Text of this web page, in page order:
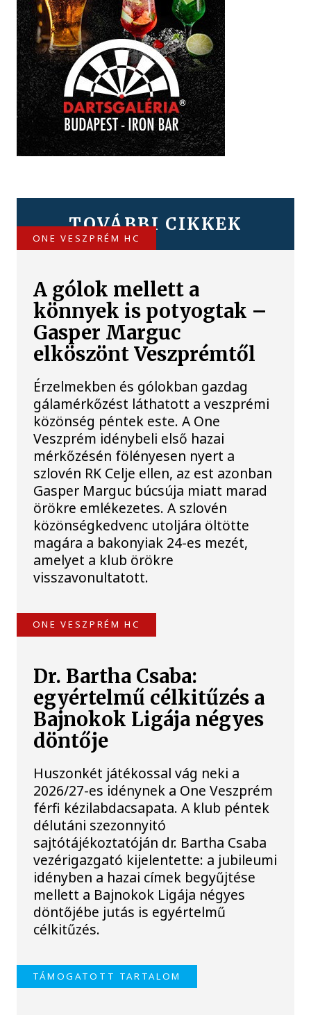
TOVÁBBI CIKKEK
ONE VESZPRÉM HC
A gólok mellett a
könnyek is potyogtak –
Gasper Marguc
elköszönt Veszprémtől
Érzelmekben és gólokban gazdag
gálamérkőzést láthatott a veszprémi
közönség péntek este. A One
Veszprém idénybeli első hazai
mérkőzésén fölényesen nyert a
szlovén RK Celje ellen, az est azonban
Gasper Marguc búcsúja miatt marad
örökre emlékezetes. A szlovén
közönségkedvenc utoljára öltötte
magára a bakonyiak 24-es mezét,
amelyet a klub örökre
visszavonultatott.
ONE VESZPRÉM HC
Dr. Bartha Csaba:
egyértelmű célkitűzés a
Bajnokok Ligája négyes
döntője
Huszonkét játékossal vág neki a
2026/27-es idénynek a One Veszprém
férfi kézilabdacsapata. A klub péntek
délutáni szezonnyitó
sajtótájékoztatóján dr. Bartha Csaba
vezérigazgató kijelentette: a jubileumi
idényben a hazai címek begyűjtése
mellett a Bajnokok Ligája négyes
döntőjébe jutás is egyértelmű
célkitűzés.
TÁMOGATOTT TARTALOM